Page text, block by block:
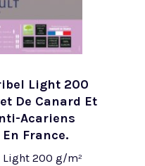
Light 200
De Canard Et
Acariens
France.
200 g/m²